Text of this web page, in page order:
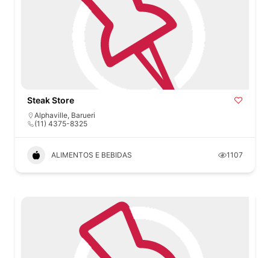
Steak Store
Alphaville, Barueri
(11) 4375-8325
ALIMENTOS E BEBIDAS 1107